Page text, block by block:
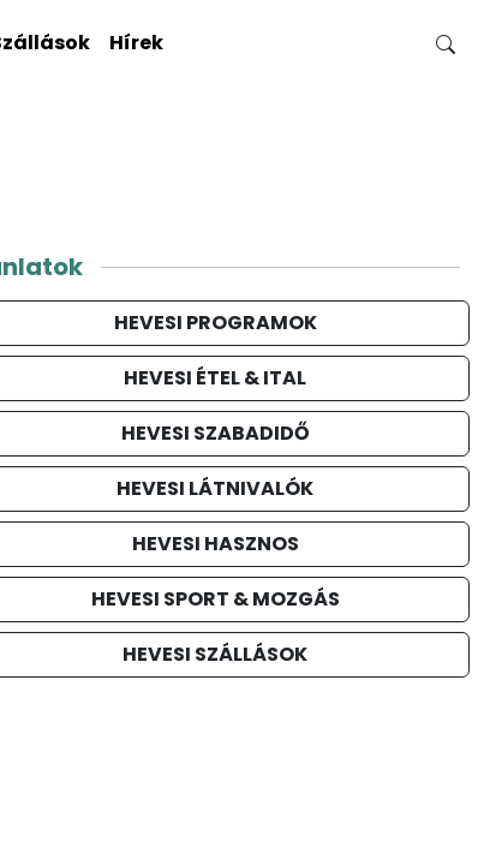
Hírek
HEVESI PROGRAMOK
HEVESI ÉTEL & ITAL
HEVESI SZABADIDŐ
HEVESI LÁTNIVALÓK
HEVESI HASZNOS
HEVESI SPORT & MOZGÁS
HEVESI SZÁLLÁSOK